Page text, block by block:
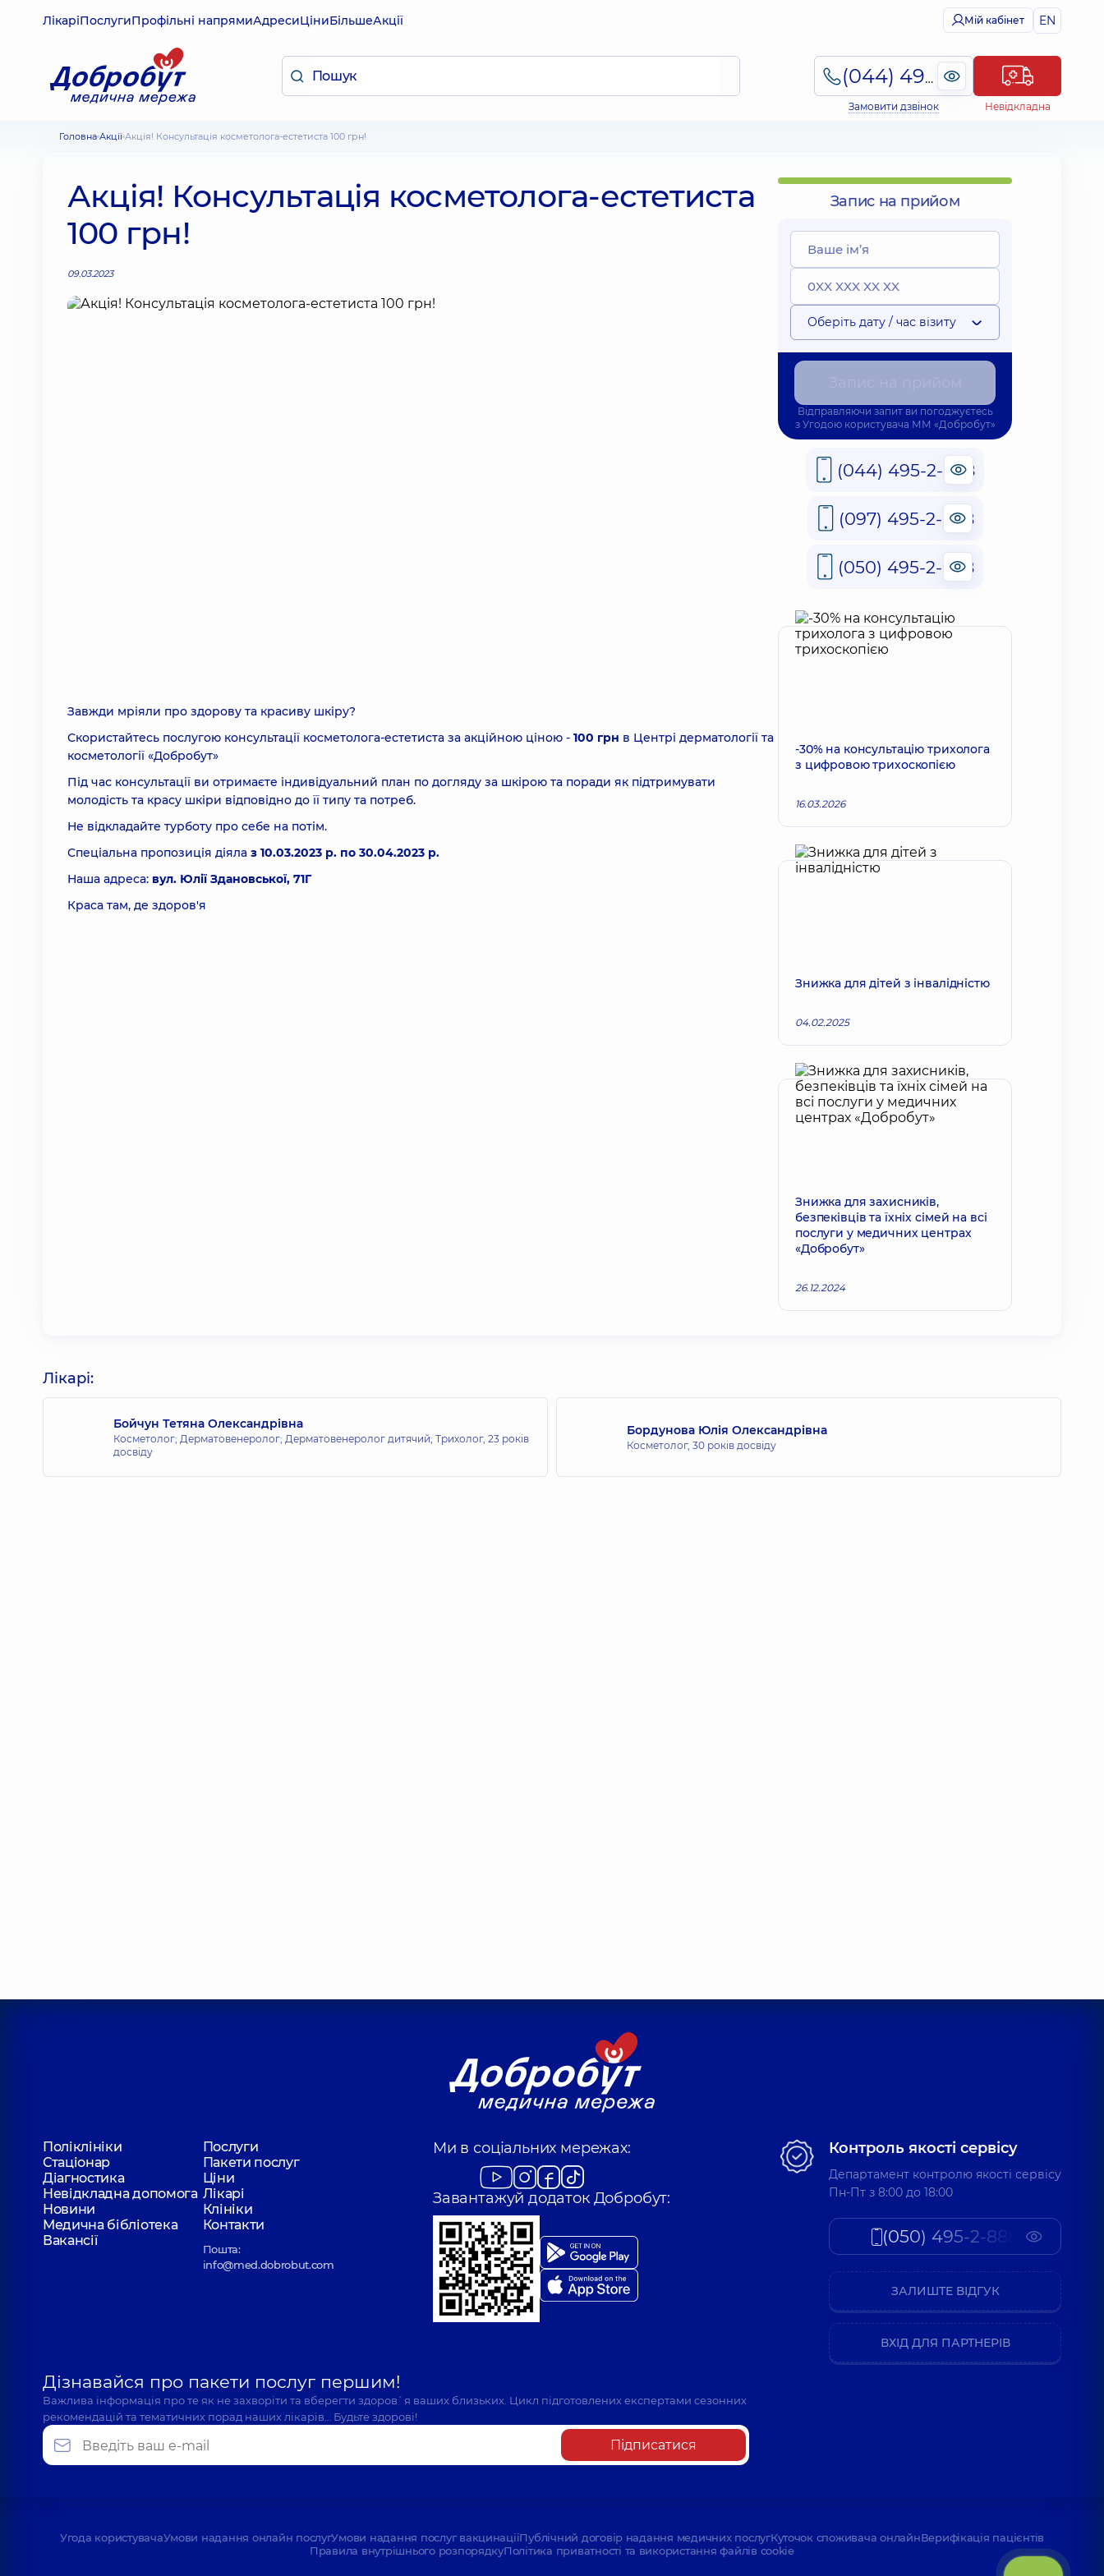
ЛікаріПослугиПрофільні напрямиАдресиЦіниБільшеАкції Мій кабінет EN
(044) 495-2-888
Замовити дзвінок Невідкладна
Головна Акції Акція! Консультація косметолога-естетиста 100 грн!
Акція! Консультація косметолога-естетиста
100 грн!
09.03.2023
Завжди мріяли про здорову та красиву шкіру?
Скористайтесь послугою консультації косметолога-естетиста за акційною ціною - 100 грн в Центрі дерматології та
косметології «Добробут»
Під час консультації ви отримаєте індивідуальний план по догляду за шкірою та поради як підтримувати
молодість та красу шкіри відповідно до її типу та потреб.
Не відкладайте турботу про себе на потім.
Спеціальна пропозиція діяла з 10.03.2023 р. по 30.04.2023 р.
Наша адреса: вул. Юлії Здановської, 71Г
Краса там, де здоров'я
Запис на прийом
Оберіть дату / час візиту
Відправляючи запит ви погоджуєтесь
з Угодою користувача ММ «Добробут»
(044) 495-2-888
(097) 495-2-888
(050) 495-2-888
-30% на консультацію трихолога
з цифровою трихоскопією
16.03.2026
Знижка для дітей з інвалідністю
04.02.2025
Знижка для захисників,
безпеківців та їхніх сімей на всі
послуги у медичних центрах
«Добробут»
26.12.2024
Лікарі:
Бойчун Тетяна Олександрівна
Косметолог; Дерматовенеролог; Дерматовенеролог дитячий; Трихолог, 23 років
досвіду
Бордунова Юлія Олександрівна
Косметолог, 30 років досвіду
Поліклініки
Послуги
Стаціонар
Пакети послуг
Діагностика
Ціни
Невідкладна допомога Лікарі
Новини
Клініки
Медична бібліотека
Контакти
Вакансії
Пошта:
info@med.dobrobut.com
Ми в соціальних мережах:
Завантажуй додаток Добробут:
Дізнавайся про пакети послуг першим!
Важлива інформація про те як не захворіти та вберегти здоров`я ваших близьких. Цикл підготовлених експертами сезонних
рекомендацій та тематичних порад наших лікарів… Будьте здорові!
Підписатися
Контроль якості сервісу
Департамент контролю якості сервісу
Пн-Пт з 8:00 до 18:00
(050) 495-2-888
ЗАЛИШТЕ ВІДГУК
ВХІД ДЛЯ ПАРТНЕРІВ
Угода користувачаУмови надання онлайн послугУмови надання послуг вакцинаціїПублічний договір надання медичних послугКуточок споживача онлайнВерифікація пацієнтів
Правила внутрішнього розпорядкуПолітика приватності та використання файлів cookie